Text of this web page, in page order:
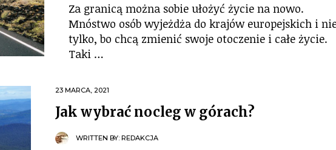
Za granicą można sobie ułożyć życie na nowo.
Mnóstwo osób wyjeżdża do krajów europejskich i
tylko, bo chcą zmienić swoje otoczenie i całe życie.
Taki …
23 MARCA, 2021
Jak wybrać nocleg w górach?
WRITTEN BY: REDAKCJA